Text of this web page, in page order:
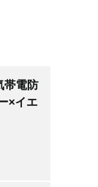
帯電防
×イエ